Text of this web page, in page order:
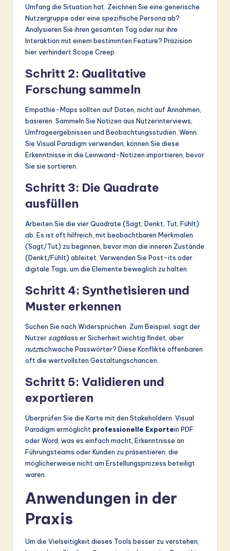
Umfang die Situation hat. Zeichnen Sie eine generische
Nutzergruppe oder eine spezifische Persona ab?
Analysieren Sie ihren gesamten Tag oder nur ihre
Interaktion mit einem bestimmten Feature? Präzision
hier verhindert Scope Creep.
Schritt 2: Qualitative
Forschung sammeln
Empathie-Maps sollten auf Daten, nicht auf Annahmen,
basieren. Sammeln Sie Notizen aus Nutzerinterviews,
Umfrageergebnissen und Beobachtungsstudien. Wenn
Sie Visual Paradigm verwenden, können Sie diese
Erkenntnisse in die Leinwand-Notizen importieren, bevor
Sie sie sortieren.
Schritt 3: Die Quadrate
ausfüllen
Arbeiten Sie die vier Quadrate (Sagt, Denkt, Tut, Fühlt)
ab. Es ist oft hilfreich, mit beobachtbaren Merkmalen
(Sagt/Tut) zu beginnen, bevor man die inneren Zustände
(Denkt/Fühlt) ableitet. Verwenden Sie Post-its oder
digitale Tags, um die Elemente beweglich zu halten.
Schritt 4: Synthetisieren und
Muster erkennen
Suchen Sie nach Widersprüchen. Zum Beispiel, sagt der
Nutzer sagtdass er Sicherheit wichtig findet, aber
nutztschwache Passwörter? Diese Konflikte offenbaren
oft die wertvollsten Gestaltungschancen.
Schritt 5: Validieren und
exportieren
Überprüfen Sie die Karte mit den Stakeholdern. Visual
Paradigm ermöglicht professionelle Exportein PDF
oder Word, was es einfach macht, Erkenntnisse an
Führungsteams oder Kunden zu präsentieren, die
möglicherweise nicht am Erstellungsprozess beteiligt
waren.
Anwendungen in der
Praxis
Um die Vielseitigkeit dieses Tools besser zu verstehen,